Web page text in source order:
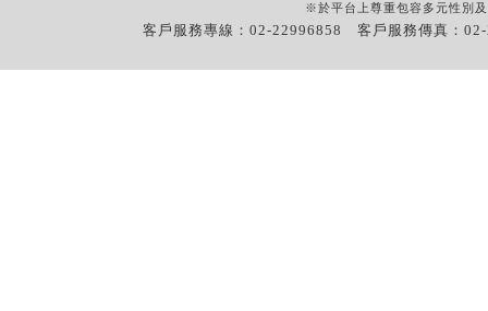
※於平台上尊重包容多元性別
客戶服務專線：02-22996858 客戶服務傳真：